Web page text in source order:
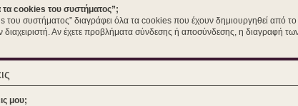
τα cookies του συστήματος”;
συστήματος” διαγράφει όλα τα cookies που έχουν δημιουργηθεί από
διαχειριστή. Αν έχετε προβλήματα σύνδεσης ή αποσύνδεσης, η διαγραφή
μου;